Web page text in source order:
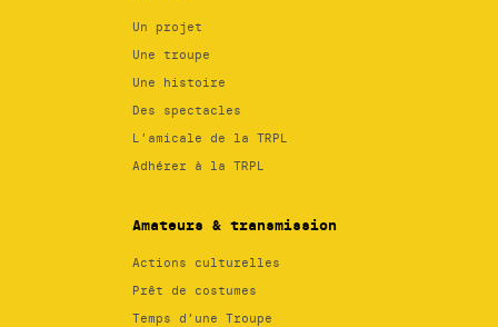
Un projet
Une troupe
Une histoire
Des spectacles
L’amicale de la TRPL
Adhérer à la TRPL
Amateurs & transmission
Actions culturelles
Prêt de costumes
Temps d’une Troupe